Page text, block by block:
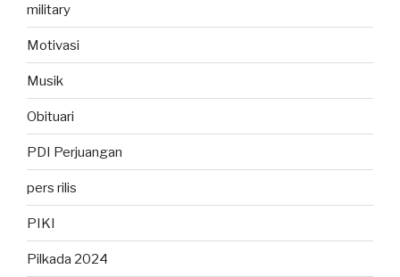
military
Motivasi
Musik
Obituari
PDI Perjuangan
pers rilis
PIKI
Pilkada 2024